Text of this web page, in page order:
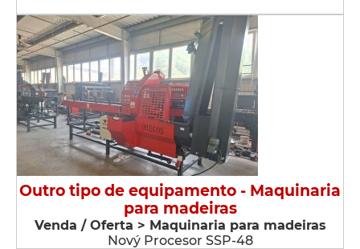
Outro tipo de equipamento - Maquinaria
para madeiras
Venda / Oferta > Maquinaria para madeiras
Nový Procesor SSP-48